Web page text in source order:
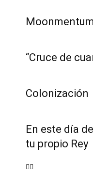
“Cruce de
Colonización
En este día
tu propio Rey